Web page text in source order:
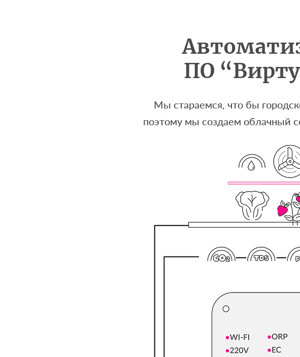
ПО
Мы стараемся, что бы
поэтому мы создаем облачный